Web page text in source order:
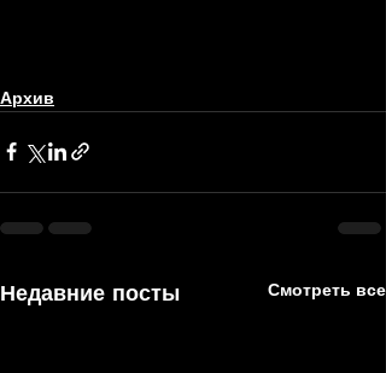
Архив
Недавние посты Смотреть все